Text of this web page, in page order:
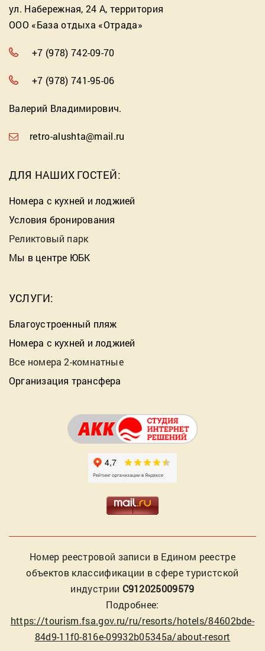
ул. Набережная, 24 А, территория
ООО «База отдыха «Отрада»
+7 (978) 742-09-70
+7 (978) 741-95-06
Валерий Владимирович.
retro-alushta@mail.ru
ДЛЯ НАШИХ ГОСТЕЙ:
Номера с кухней и лоджией
Условия бронирования
Реликтовый парк
Мы в центре ЮБК
УСЛУГИ:
Благоустроенный пляж
Номера с кухней и лоджией
Все номера 2-комнатные
Организация трансфера
Номер реестровой записи в Едином реестре
объектов классификации в сфере туристской
индустрии С912025009579
Подробнее:
https://tourism.fsa.gov.ru/ru/resorts/hotels/84602bde-
84d9-11f0-816e-09932b05345a/about-resort